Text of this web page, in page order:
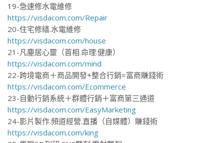
19-急速修水電維修
https://visdacom.com/Repair
20-住宅修繕.水電維修
https://visdacom.com/house
21-凡塵居心靈（首相.命理.健康）
https://visdacom.com/mind
22-跨境電商＋商品開發+整合行銷=富商賺錢術
https://visdacom.com/Ecommerce
23-自動行銷系統＋群體行銷＋富商第三通道
https://visdacom.com/EasyMarketing
24-影片製作.頻道經營.直播（自媒體）賺錢術
https://visdacom.com/king